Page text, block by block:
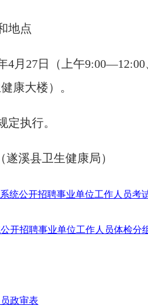
地点
4月27日（上午
康大楼）。
定执行。
遂溪县卫生健康局）
统公开招聘事业单位工作人员考
开招聘事业单位工作人员体检分
政审表